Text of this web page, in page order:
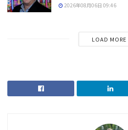
2026年08月06日 09:46
LOAD MORE